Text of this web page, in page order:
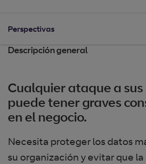
Perspectivas
Descripción general
Cualquier ataque a
puede tener graves
en el negocio.
Necesita proteger los datos
su organización y evitar que